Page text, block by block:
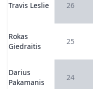
Travis Leslie 26
Rokas
Giedraitis
25
Darius
Pakamanis
24